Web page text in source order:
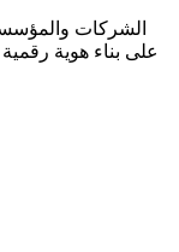
على بناء هوية